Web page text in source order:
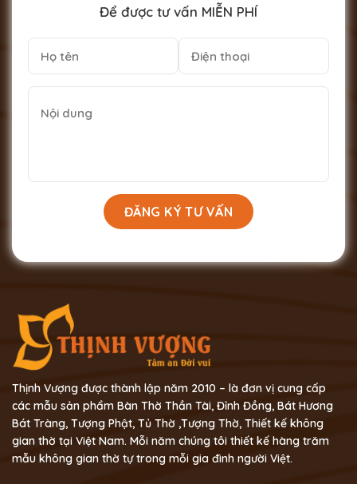
Để được tư vấn MIỄN PHÍ
Thịnh Vượng được thành lập năm 2010 – là đơn vị cung cấp
các mẫu sản phẩm Bàn Thờ Thần Tài, Đỉnh Đồng, Bát Hương
Bát Tràng, Tượng Phật, Tủ Thờ ,Tượng Thờ, Thiết kế không
gian thờ tại Việt Nam. Mỗi năm chúng tôi thiết kế hàng trăm
mẫu không gian thờ tự trong mỗi gia đình người Việt.